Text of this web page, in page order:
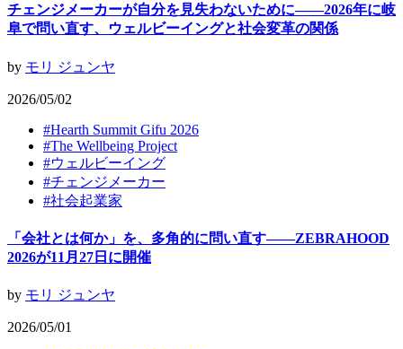
チェンジメーカーが自分を見失わないために——2026年に岐
阜で問い直す、ウェルビーイングと社会変革の関係
by モリ ジュンヤ
2026/05/02
#Hearth Summit Gifu 2026
#The Wellbeing Project
#ウェルビーイング
#チェンジメーカー
#社会起業家
「会社とは何か」を、多角的に問い直す——ZEBRAHOOD
2026が11月27日に開催
by モリ ジュンヤ
2026/05/01